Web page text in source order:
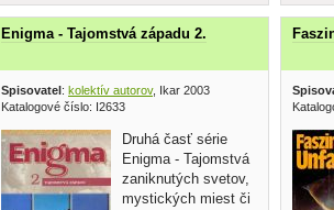
Enigma - Tajomstvá západu 2.
Spisovatel: kolektív autorov, Ikar 2003
Katalogové číslo: I2633
Druhá časť série
Enigma - Tajomstvá
zaniknutých svetov,
mystických miest či